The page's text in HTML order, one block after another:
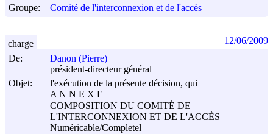
Groupe:
Comité de l'interconnexion et de l'accès
De:
Danon (Pierre)
président-directeur général
Objet:
l'exécution de la présente décision, qui
A N N E X E
COMPOSITION DU COMITÉ DE
L'INTERCONNEXION ET DE L'ACCÈS
Numéricable/Completel
charge 12/06/2009